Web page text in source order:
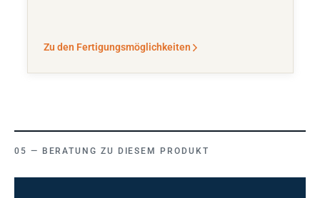
Zu den Fertigungsmöglichkeiten
BERATUNG ZU DIESEM PRODUKT